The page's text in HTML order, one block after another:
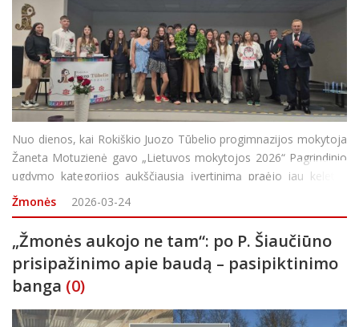
Nuo dienos, kai Rokiškio Juozo Tūbelio progimnazijos mokytoja
Žaneta Motuzienė gavo „Lietuvos mokytojos 2026“ Pagrindinio
ugdymo kategorijos aukščiausią įvertinimą praėjo jau keletas
savaičių. Visgi būtent laikas, anot pedagogės, suteikia galimybę
gautą apdovanojimą įvertin
Žmonės 2026-03-24
„Žmonės aukojo ne tam“: po P. Šiaučiūno
prisipažinimo apie baudą – pasipiktinimo
banga (0)